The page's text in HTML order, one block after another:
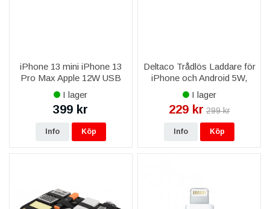
iPhone 13 mini iPhone 13
Pro Max Apple 12W USB
Strömadapter MGN03ZM/A
Original
I lager
399 kr
Info Köp
Deltaco Trådlös Laddare för
iPhone och Android 5W,
Svart
I lager
229 kr 299 kr
Info Köp